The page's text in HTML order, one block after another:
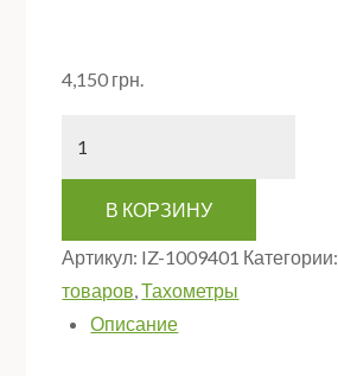
4,150 грн.
В КОРЗИНУ
Артикул: IZ-1009401 Категории:
товаров,Тахометры
Описание